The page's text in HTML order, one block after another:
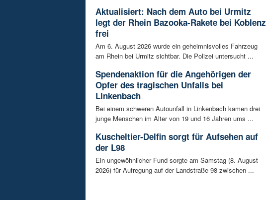
Aktualisiert: Nach dem Auto bei Urmitz
legt der Rhein Bazooka-Rakete bei Koblenz
frei
Am 6. August 2026 wurde ein geheimnisvolles Fahrzeug
am Rhein bei Urmitz sichtbar. Die Polizei untersucht ...
Spendenaktion für die Angehörigen der
Opfer des tragischen Unfalls bei
Linkenbach
Bei einem schweren Autounfall in Linkenbach kamen drei
junge Menschen im Alter von 19 und 16 Jahren ums ...
Kuscheltier-Delfin sorgt für Aufsehen auf
der L98
Ein ungewöhnlicher Fund sorgte am Samstag (8. August
2026) für Aufregung auf der Landstraße 98 zwischen ...